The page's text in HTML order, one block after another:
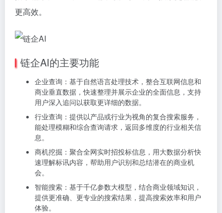
更高效。
链企AI的主要功能
企业查询：基于自然语言处理技术，整合互联网信息和
商业垂直数据，快速整理并展示企业的全面信息，支持
用户深入追问以获取更详细的数据。
行业查询：提供以产品或行业为视角的复合搜索服务，
能处理模糊和综合查询请求，返回多维度的行业相关信
息。
商机挖掘：聚合全网实时招投标信息，用大数据分析快
速理解标讯内容，帮助用户识别和总结潜在的商业机
会。
智能搜索：基于千亿参数大模型，结合商业领域知识，
提供更准确、更专业的搜索结果，提高搜索效率和用户
体验。